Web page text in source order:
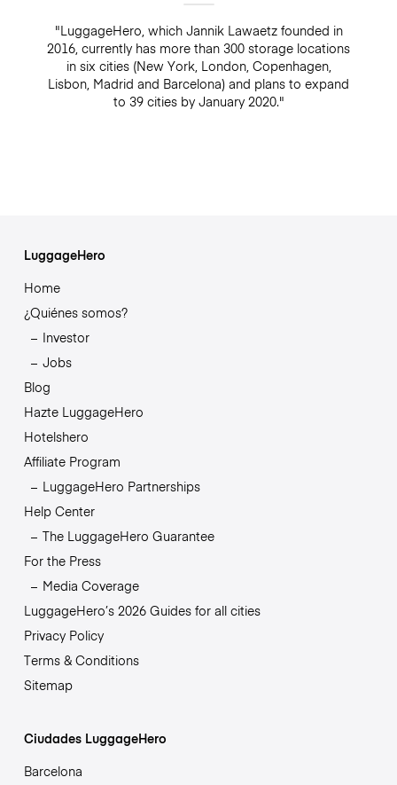
"LuggageHero, which Jannik Lawaetz founded in
2016, currently has more than 300 storage locations
in six cities (New York, London, Copenhagen,
Lisbon, Madrid and Barcelona) and plans to expand
to 39 cities by January 2020."
LuggageHero
Home
¿Quiénes somos?
Investor
Jobs
Blog
Hazte LuggageHero
Hotelshero
Affiliate Program
LuggageHero Partnerships
Help Center
The LuggageHero Guarantee
For the Press
Media Coverage
LuggageHero’s 2026 Guides for all cities
Privacy Policy
Terms & Conditions
Sitemap
Ciudades LuggageHero
Barcelona